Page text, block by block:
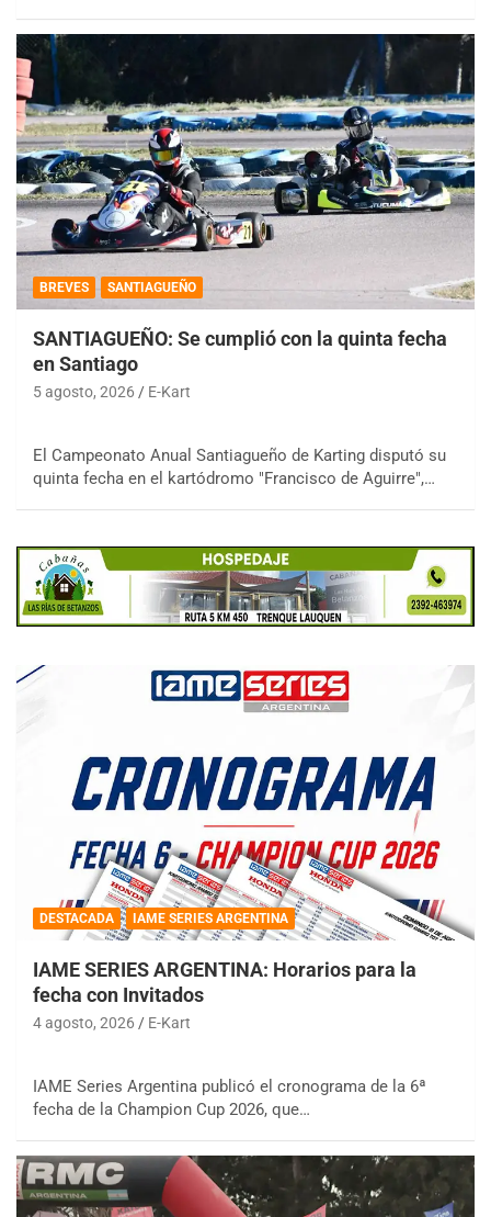
BREVES SANTIAGUEÑO
SANTIAGUEÑO: Se cumplió con la quinta fecha
en Santiago
5 agosto, 2026 E-Kart
El Campeonato Anual Santiagueño de Karting disputó su
quinta fecha en el kartódromo "Francisco de Aguirre",…
DESTACADA IAME SERIES ARGENTINA
IAME SERIES ARGENTINA: Horarios para la
fecha con Invitados
4 agosto, 2026 E-Kart
IAME Series Argentina publicó el cronograma de la 6ª
fecha de la Champion Cup 2026, que…